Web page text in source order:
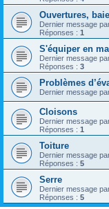
Ouvertures,
Dernier message
Réponses : 1
S'équiper en
Dernier message
Réponses : 3
Problèmes
Dernier message
Cloisons
Dernier message
Réponses : 1
Toiture
Dernier message
Réponses : 5
Serre
Dernier message
Réponses : 5